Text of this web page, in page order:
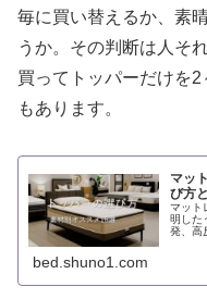
毎に買い替えるか、素
うか。その判断は人そ
買ってトッパーだけを
もあります。
マッ
び方
マット
明した
発、高
bed.shuno1.com